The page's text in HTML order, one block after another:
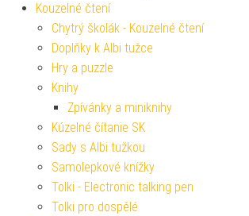
Kouzelné čtení
Chytrý školák - Kouzelné čtení
Doplňky k Albi tužce
Hry a puzzle
Knihy
Zpívánky a miniknihy
Kúzelné čítanie SK
Sady s Albi tužkou
Samolepkové knížky
Tolki - Electronic talking pen
Tolki pro dospělé